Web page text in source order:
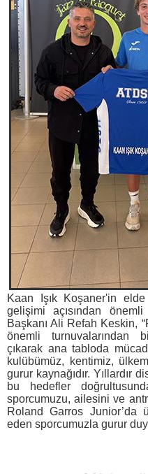
Kaan Işık Koşaner'in
gelişimi açısından
Başkanı Ali Refah Keskin,
önemli turnuvalarından
çıkarak ana tabloda
kulübümüz, kentimiz,
gurur kaynağıdır. Yıllardır
bu hedefler
sporcumuzu, ailesini ve
Roland Garros Junior’da
eden sporcumuzla gurur